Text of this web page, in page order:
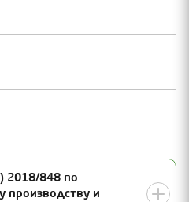
2018/848 по
производству и